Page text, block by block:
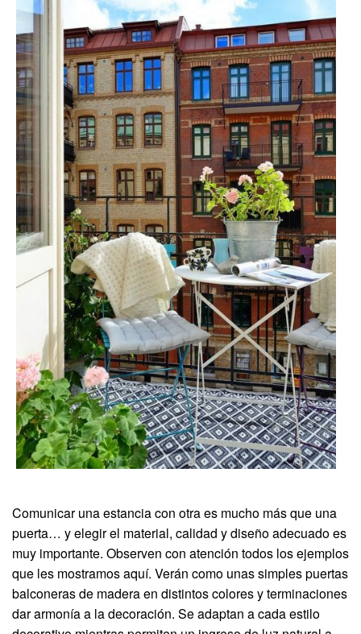
Comunicar una estancia con otra es mucho más que una
puerta… y elegir el material, calidad y diseño adecuado es
muy importante. Observen con atención todos los ejemplos
que les mostramos aquí. Verán como unas simples puertas
balconeras de madera en distintos colores y terminaciones
dar armonía a la decoración. Se adaptan a cada estilo